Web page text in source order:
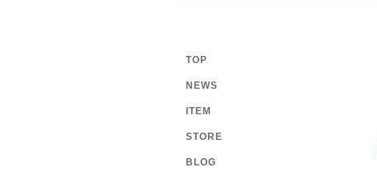
TOP
NEWS
ITEM
STORE
BLOG